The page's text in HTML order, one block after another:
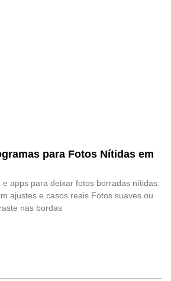
para Fotos Nítidas em
apps para deixar fotos borradas nítidas:
ajustes e casos reais Fotos suaves ou
nas bordas